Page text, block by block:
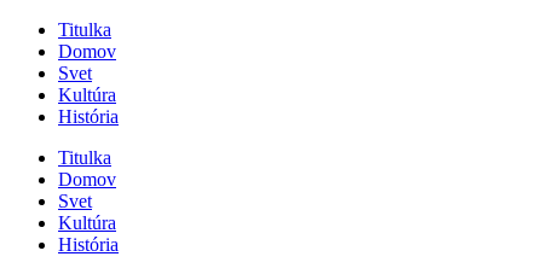
Titulka
Domov
Svet
Kultúra
História
Titulka
Domov
Svet
Kultúra
História